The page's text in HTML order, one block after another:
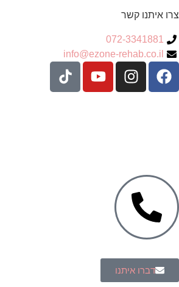
צרו איתנו קשר
072-3341881
info@ezone-rehab.co.il
דברו איתנו